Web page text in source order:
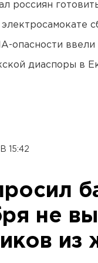
россиян
опасности ввели
диаспоры в
15:42
не
из